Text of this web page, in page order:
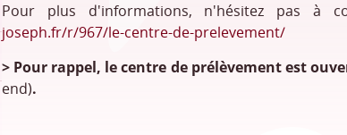
Pour plus d'informations, n'hésitez pas à
joseph.fr/r/967/le-centre-de-prelevement/
> Pour rappel, le centre de prélèvement est
end).